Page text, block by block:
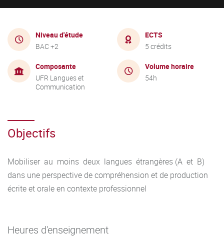
Niveau d'étude
BAC +2
ECTS
5 crédits
Composante
UFR Langues et
Communication
Volume horaire
54h
Objectifs
Mobiliser au moins deux langues étrangères (A et B)
dans une perspective de compréhension et de production
écrite et orale en contexte professionnel
Heures d'enseignement